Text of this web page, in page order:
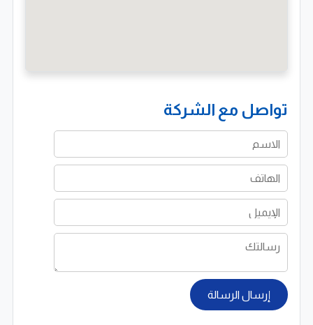
تواصل مع الشركة
إرسال الرسالة